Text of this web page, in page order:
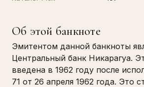
Об этой банкноте
Эмитентом данной банкноты
Центральный банк Никарагуа.
введена в 1962 году после
71 от 26 апреля 1962 года. Это